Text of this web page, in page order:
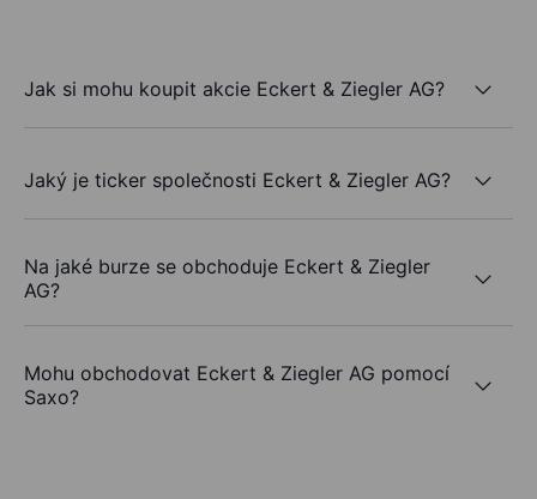
Jak si mohu koupit akcie Eckert & Ziegler AG?
Jaký je ticker společnosti Eckert & Ziegler AG?
Na jaké burze se obchoduje Eckert & Ziegler
AG?
Mohu obchodovat Eckert & Ziegler AG pomocí
Saxo?